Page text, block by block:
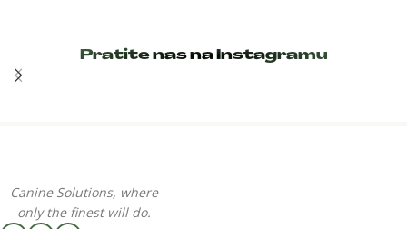
Pratite nas na Instagramu
Canine Solutions, where
only the finest will do.